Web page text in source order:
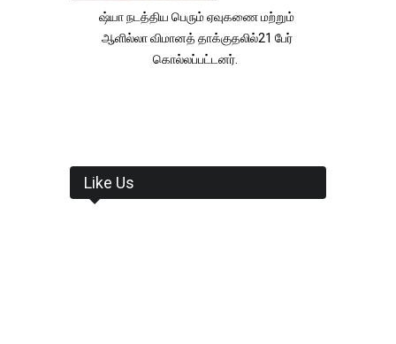
ஷ்யா நடத்திய பெரும் ஏவுகணை மற்றும்
ஆளில்லா விமானத் தாக்குதலில்21 பேர்
கொல்லப்பட்டனர்.
Like Us